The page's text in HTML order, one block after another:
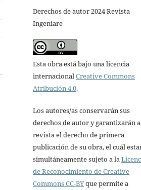
Derechos de autor 2024 Revista
Ingeniare
Esta obra está bajo una licencia
internacionalCreative Commons
Atribución 4.0.
Los autores/as conservarán sus
derechos de autor y garantizarán
revista el derecho de primera
publicación de su obra, el cuál
simultáneamente sujeto a la
de Reconocimiento de Creative
Commons CC-BYque permite a